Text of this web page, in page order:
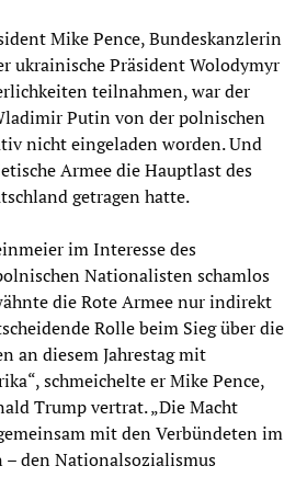
Mike Pence, Bundeskanzlerin
ukrainische Präsident Wolodymyr
teilnahmen, war der
Putin von der polnischen
nicht eingeladen worden. Und
Armee die Hauptlast des
getragen hatte.
im Interesse des
Nationalisten schamlos
die Rote Armee nur indirekt
Rolle beim Sieg über die
an diesem Jahrestag mit
schmeichelte er Mike Pence,
Trump vertrat. „Die Macht
mit den Verbündeten im
– den Nationalsozialismus